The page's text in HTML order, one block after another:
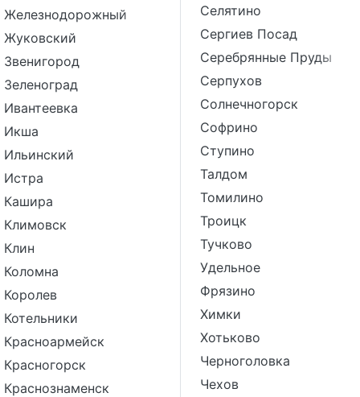
Железнодорожный
Жуковский
Звенигород
Зеленоград
Ивантеевка
Икша
Ильинский
Истра
Кашира
Климовск
Клин
Коломна
Королев
Котельники
Красноармейск
Красногорск
Краснознаменск
Селятино
Сергиев Посад
Серебрянные Пруды
Серпухов
Солнечногорск
Софрино
Ступино
Талдом
Томилино
Троицк
Тучково
Удельное
Фрязино
Химки
Хотьково
Черноголовка
Чехов